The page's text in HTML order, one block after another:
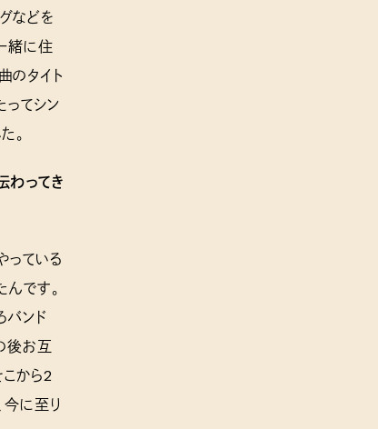
などを
緒に住
のタイト
ってシン
。
わってき
っている
です。
バンド
後お互
から2
今に至り